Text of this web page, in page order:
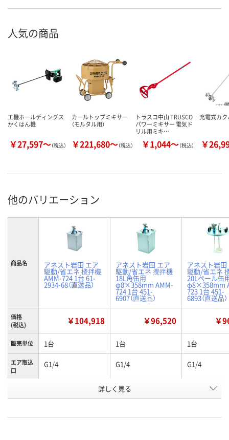
人気の商品
工機ホールディングス
かくはん機
￥27,597～（税込）
カールトップミキサー
（モルタル用）
￥221,680～（税込）
トラスコ中山 TRUSCO
パワーミキサー 電気ド
リル用ミキ…
￥1,044～（税込）
充電式カ
￥
他のバリエーション
商品名 アネスト岩田 エア
駆動/省エネ 攪拌機
AMM-724 1台 61-
2934-68（直送品）
アネスト岩田 エア
駆動/省エネ 攪拌機
18L角缶用
φ8×358mm AMM-
724 1台 451-
6907（直送品）
アネスト岩田
駆動/省エネ
20Lペール缶
φ8×358mm
723 1台 451-
6893（直送品）
価格
(税込)
￥104,918 ￥96,520 ￥
販売単位 1台 1台 1台
エア取込
口
G1/4 G1/4 G1/4
16kg角缶用 20Lペール缶
号
詳しく見る